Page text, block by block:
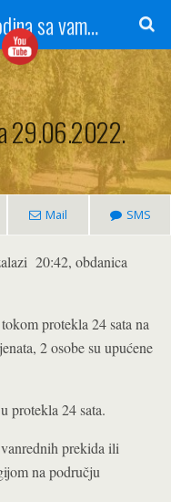
Radio Gradačac - 56 godina sa vama...
29.06.2022.
Mail SMS
20:42, obdanica
protekla 24 sata na
2 osobe su upućene
protekla 24 sata.
prekida ili
na području